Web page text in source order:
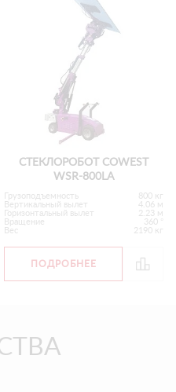
СТЕКЛОРОБОТ COWEST
WSR-800LA
Грузоподъемность
800 кг
Вертикальный вылет
4.06 м
Горизонтальный вылет
2.23 м
Вращение
360 °
Вес
2190 кг
ПОДРОБНЕЕ